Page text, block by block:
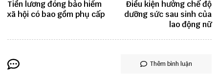
Tiền lương đóng bảo hiểm
xã hội có bao gồm phụ cấp
Điều kiện hưởng chế độ
dưỡng sức sau sinh của
lao động nữ
Thêm bình luận